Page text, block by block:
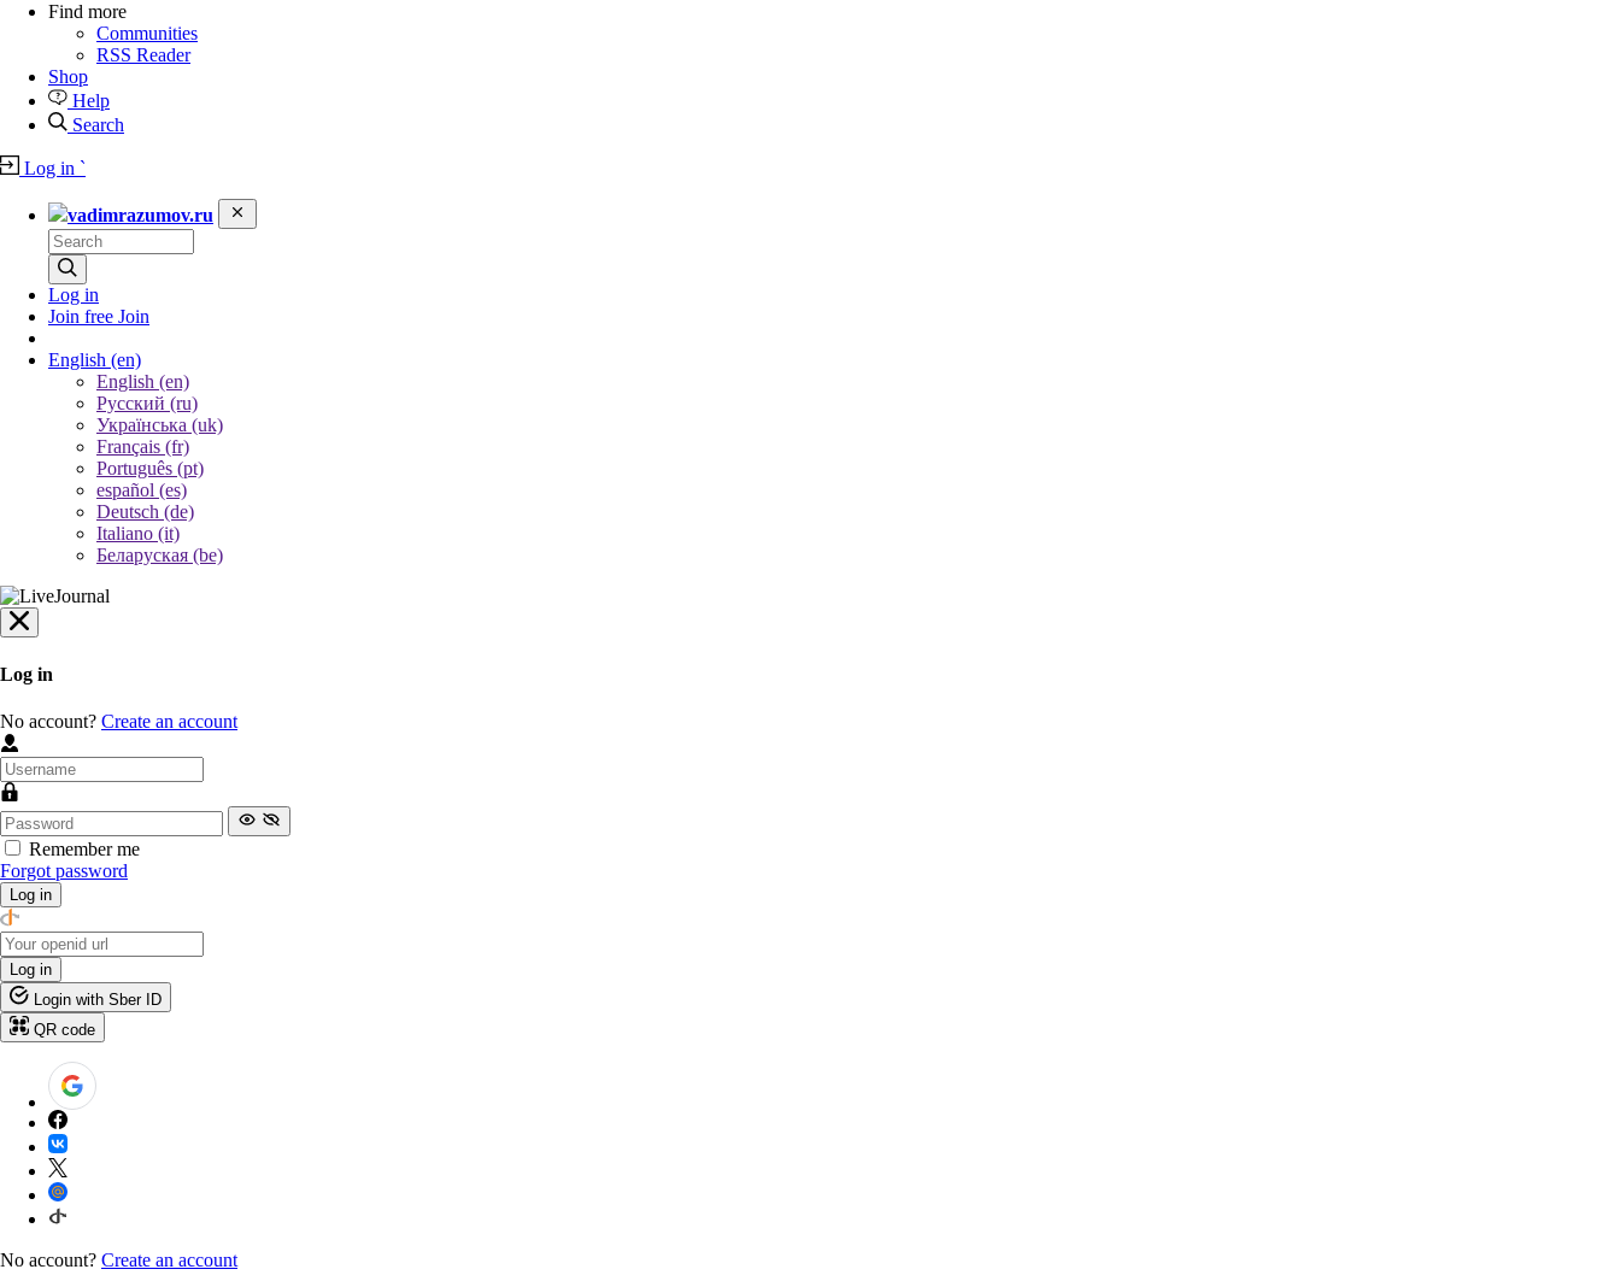
Find more
Communities
RSS Reader
Shop
Help
Search
Log in `
vadimrazumov.ru
Log in
Join free Join
English (en)
English (en)
Русский (ru)
Українська (uk)
Français (fr)
Português (pt)
español (es)
Deutsch (de)
Italiano (it)
Беларуская (be)
Log in
No account? Create an account
Remember me
Forgot password
Log in
Log in
Login with Sber ID
QR code
No account? Create an account